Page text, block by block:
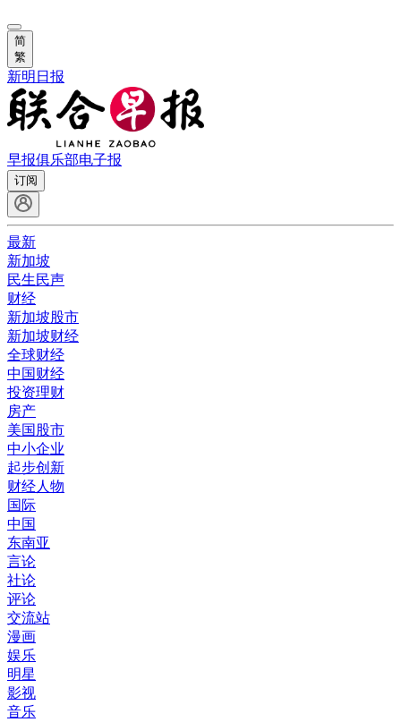
简
繁
新明日报
早报俱乐部电子报
订阅
最新
新加坡
民生民声
财经
新加坡股市
新加坡财经
全球财经
中国财经
投资理财
房产
美国股市
中小企业
起步创新
财经人物
国际
中国
东南亚
言论
社论
评论
交流站
漫画
娱乐
明星
影视
音乐